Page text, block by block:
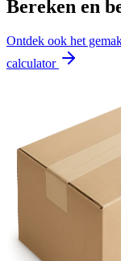
Bereken en
Ontdek ook het
calculator